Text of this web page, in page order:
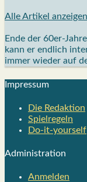
Alle Artikel anzeigen
Ende der 60er-
kann er endlich
immer wieder auf
Impres­sum
Die Redak­ti­on
Spiel­re­geln
Do-it-your­s­elf
Admi­nis­tra­ti­on
Anmelden